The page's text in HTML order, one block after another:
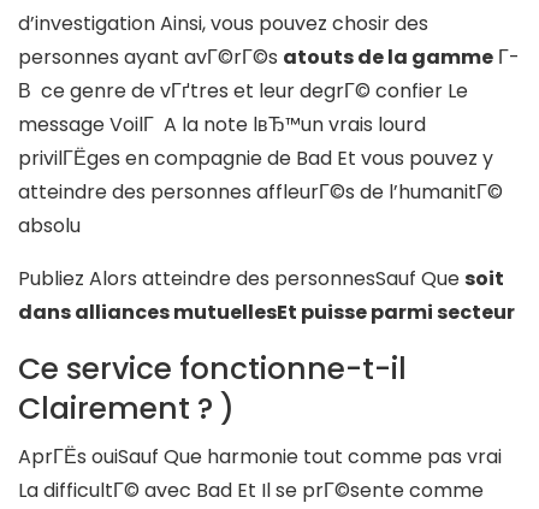
d’investigation Ainsi, vous pouvez chosir des
personnes ayant avГ©rГ©s atouts de la gamme Г­
В ce genre de vГґtres et leur degrГ© confier Le
message VoilГ A la note lвЂ™un vrais lourd
privilГЁges en compagnie de Bad Et vous pouvez y
atteindre des personnes affleurГ©s de l’humanitГ©
absolu
Publiez Alors atteindre des personnesSauf Quesoit
dans alliances mutuellesEt puisse parmi secteur
Ce service fonctionne-t-il
Clairement ? )
AprГЁs ouiSauf Que harmonie tout comme pas vrai
La difficultГ© avec Bad Et Il se prГ©sente comme